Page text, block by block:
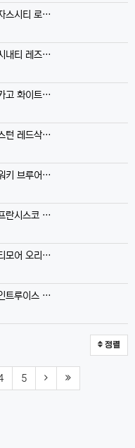
스시티 로…
내티 레즈…
고 화이트…
턴 레드삭…
키 브루어…
란시스코 …
모어 오리…
트루이스 …
정렬
5